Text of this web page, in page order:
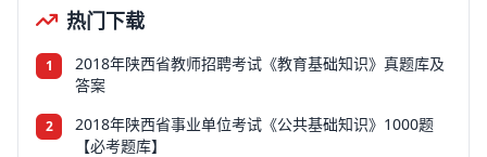
热门下载
1
2018年陕西省教师招聘考试《教育基础知识》真题库及
答案
2
2018年陕西省事业单位考试《公共基础知识》1000题
【必考题库】